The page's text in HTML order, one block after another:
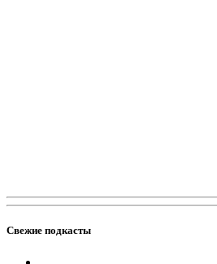
Свежие подкасты